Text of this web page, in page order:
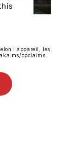
l'appareil, les
cpclaims